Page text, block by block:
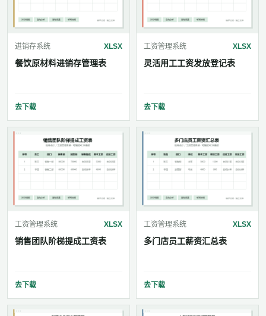
进销存系统 XLSX
餐饮原材料进销存管理表
去下载
工资管理系统 XLSX
灵活用工工资发放登记表
去下载
工资管理系统 XLSX
销售团队阶梯提成工资表
去下载
工资管理系统 XLSX
多门店员工薪资汇总表
去下载